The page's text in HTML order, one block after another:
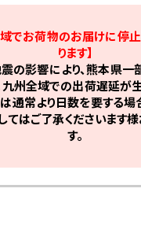
でお荷物のお届けに停
ります】
の影響により、熊本県一
州全域での出荷遅延が生
通常より日数を要する場
てはご了承くださいます
す。